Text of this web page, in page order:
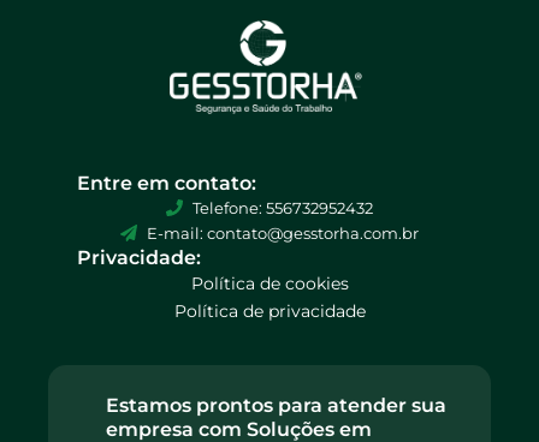
Entre em contato:
Telefone: 556732952432
E-mail: contato@gesstorha.com.br
Privacidade:
Política de cookies
Política de privacidade
Estamos prontos para atender sua
empresa com Soluções em